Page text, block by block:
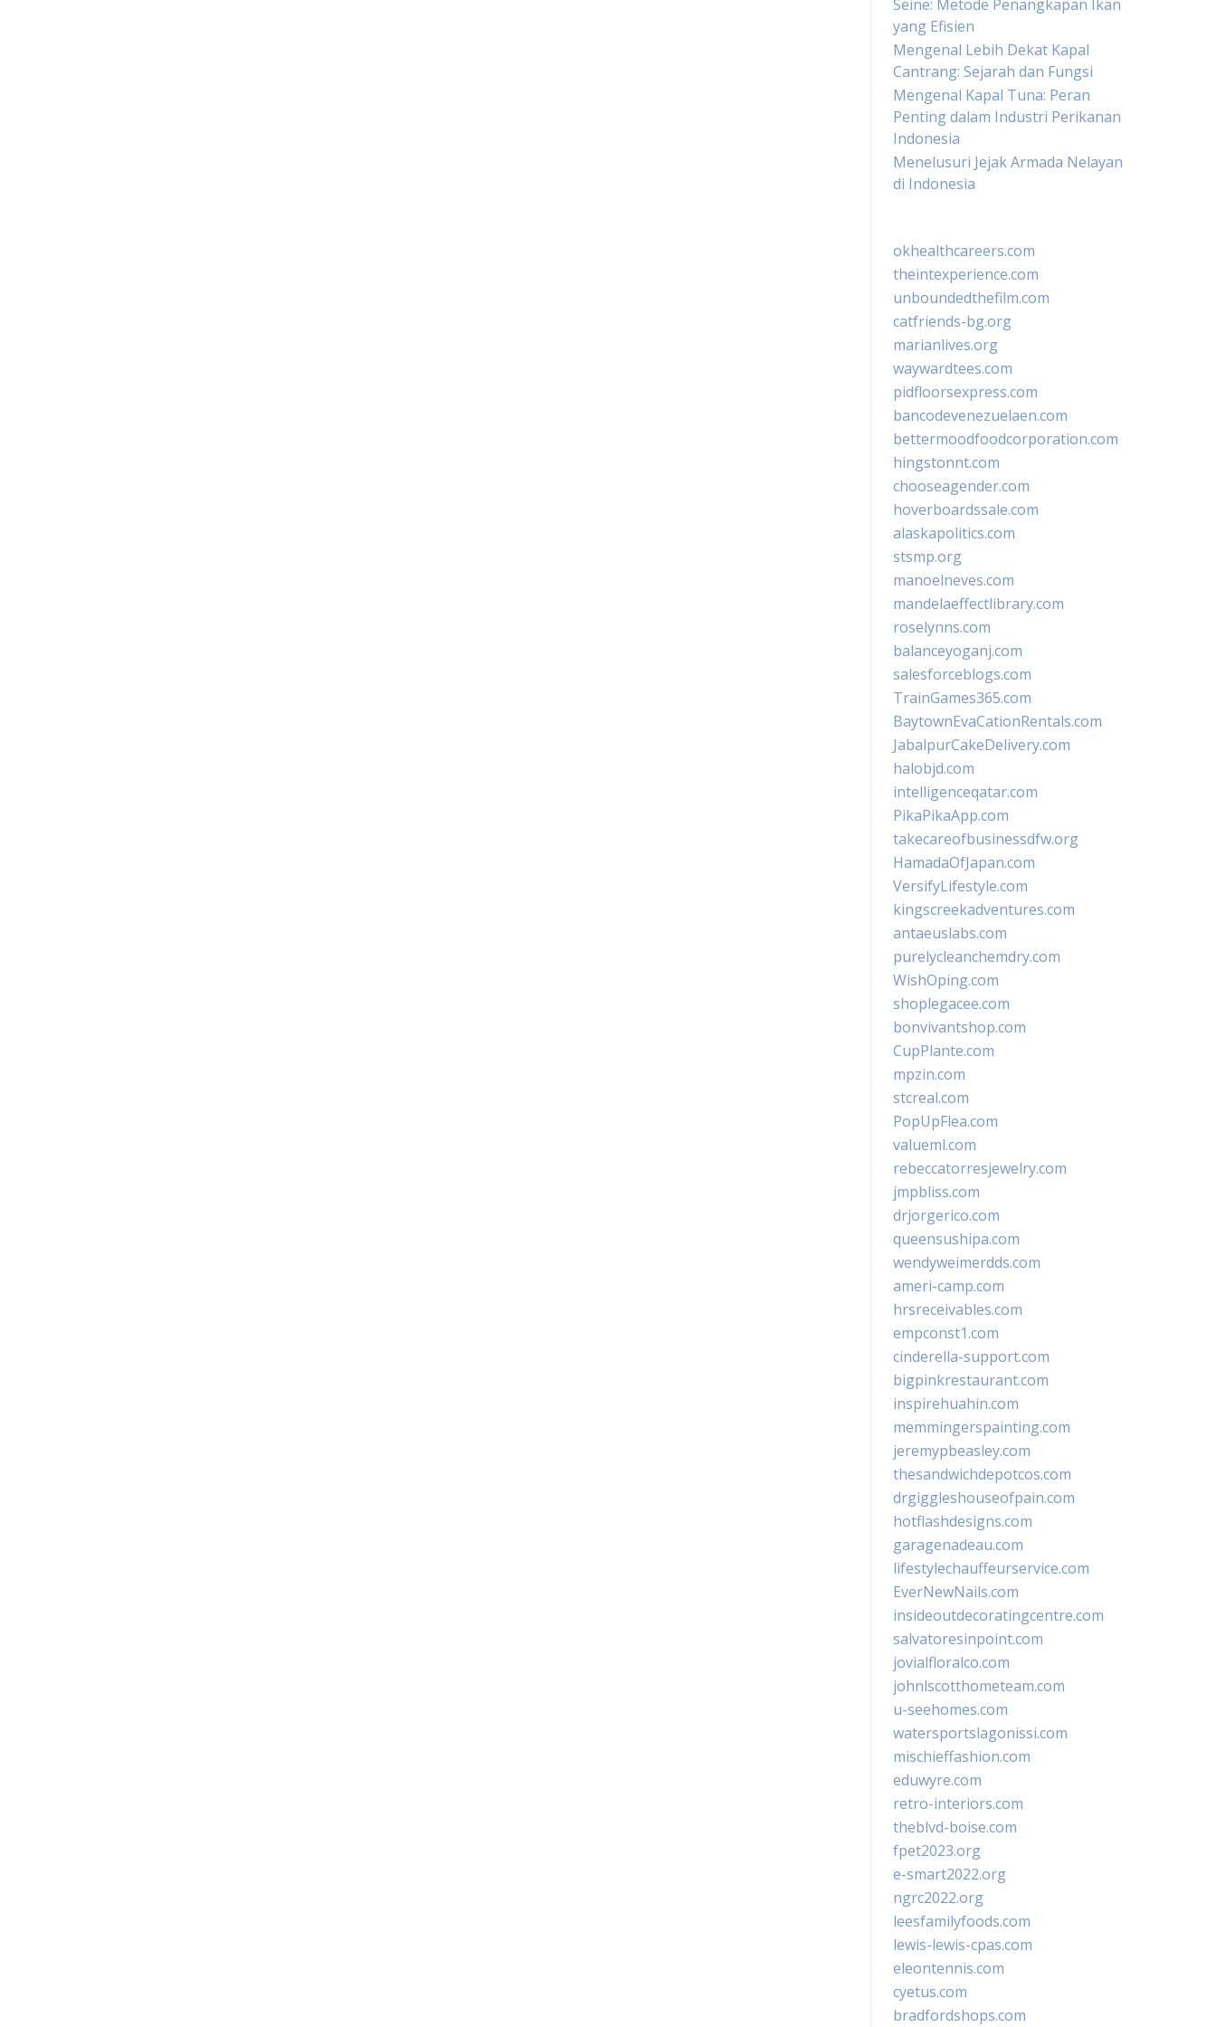
Seine: Metode Penangkapan Ikan
yang Efisien
Mengenal Lebih Dekat Kapal
Cantrang: Sejarah dan Fungsi
Mengenal Kapal Tuna: Peran
Penting dalam Industri Perikanan
Indonesia
Menelusuri Jejak Armada Nelayan
di Indonesia
okhealthcareers.com
theintexperience.com
unboundedthefilm.com
catfriends-bg.org
marianlives.org
waywardtees.com
pidfloorsexpress.com
bancodevenezuelaen.com
bettermoodfoodcorporation.com
hingstonnt.com
chooseagender.com
hoverboardssale.com
alaskapolitics.com
stsmp.org
manoelneves.com
mandelaeffectlibrary.com
roselynns.com
balanceyoganj.com
salesforceblogs.com
TrainGames365.com
BaytownEvaCationRentals.com
JabalpurCakeDelivery.com
halobjd.com
intelligenceqatar.com
PikaPikaApp.com
takecareofbusinessdfw.org
HamadaOfJapan.com
VersifyLifestyle.com
kingscreekadventures.com
antaeuslabs.com
purelycleanchemdry.com
WishOping.com
shoplegacee.com
bonvivantshop.com
CupPlante.com
mpzin.com
stcreal.com
PopUpFlea.com
valueml.com
rebeccatorresjewelry.com
jmpbliss.com
drjorgerico.com
queensushipa.com
wendyweimerdds.com
ameri-camp.com
hrsreceivables.com
empconst1.com
cinderella-support.com
bigpinkrestaurant.com
inspirehuahin.com
memmingerspainting.com
jeremypbeasley.com
thesandwichdepotcos.com
drgiggleshouseofpain.com
hotflashdesigns.com
garagenadeau.com
lifestylechauffeurservice.com
EverNewNails.com
insideoutdecoratingcentre.com
salvatoresinpoint.com
jovialfloralco.com
johnlscotthometeam.com
u-seehomes.com
watersportslagonissi.com
mischieffashion.com
eduwyre.com
retro-interiors.com
theblvd-boise.com
fpet2023.org
e-smart2022.org
ngrc2022.org
leesfamilyfoods.com
lewis-lewis-cpas.com
eleontennis.com
cyetus.com
bradfordshops.com